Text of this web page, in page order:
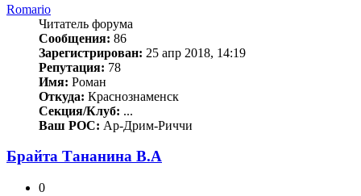
Romario
Читатель форума
Сообщения: 86
Зарегистрирован: 25 апр 2018, 14:19
Репутация: 78
Имя: Роман
Откуда: Краснознаменск
Секция/Клуб: ...
Ваш РОС: Ар-Дрим-Риччи
Брайта Тананина В.А
0